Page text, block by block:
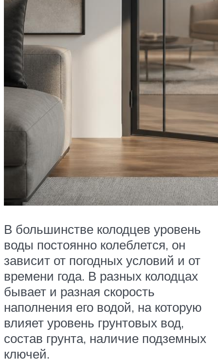
В большинстве колодцев уровень
воды постоянно колеблется, он
зависит от погодных условий и от
времени года. В разных колодцах
бывает и разная скорость
наполнения его водой, на которую
влияет уровень грунтовых вод,
состав грунта, наличие подземных
ключей.